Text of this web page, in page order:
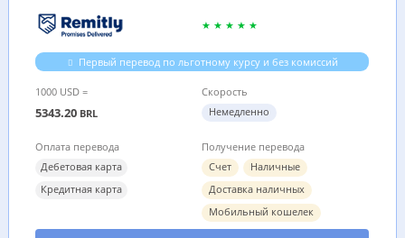
Первый перевод по льготному курсу и без комиссий
1000 USD =
5343.20 BRL
Скорость
Немедленно
Оплата перевода
Дебетовая карта
Кредитная карта
Получение перевода
Счет
Наличные
Доставка наличных
Мобильный кошелек